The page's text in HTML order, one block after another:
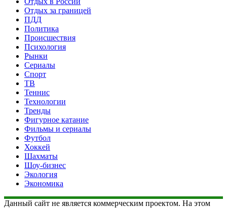
Отдых за границей
ПДД
Политика
Происшествия
Психология
Рынки
Сериалы
Спорт
ТВ
Теннис
Технологии
Тренды
Фигурное катание
Фильмы и сериалы
Футбол
Хоккей
Шахматы
Шоу-бизнес
Экология
Экономика
Данный сайт не является коммерческим проектом. На этом